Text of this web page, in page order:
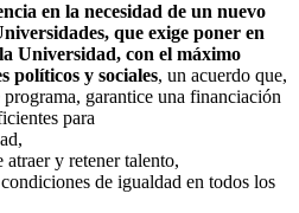
en la necesidad de un nuevo
que exige poner en
Universidad, con el máximo
políticos y sociales, un acuerdo que,
programa, garantice una financiación
para
atraer y retener talento,
de igualdad en todos los